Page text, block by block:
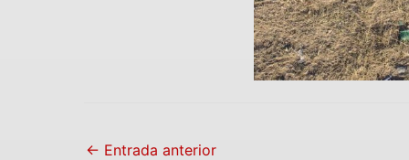
← Entrada anterior